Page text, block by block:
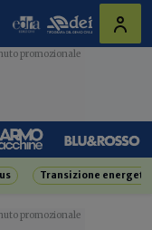
Transizione